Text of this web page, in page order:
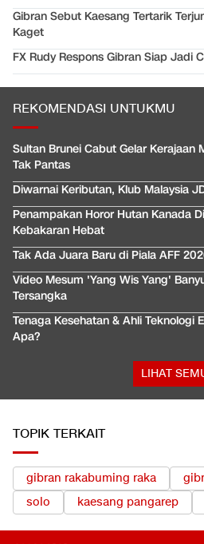
Gibran Sebut Kaesang Tertarik
Kaget
FX Rudy Respons Gibran Siap Jadi
REKOMENDASI UNTUKMU
Sultan Brunei Cabut Gelar Kerajaan
Tak Pantas
Diwarnai Keributan, Klub Malaysia
Penampakan Horor Hutan Kanada
Kebakaran Hebat
Tak Ada Juara Baru di Piala AFF
Video Mesum 'Yang Wis Yang'
Tersangka
Tenaga Kesehatan & Ahli Teknologi
Apa?
LIHAT
TOPIK TERKAIT
gibran rakabuming raka
solo
kaesang pangarep